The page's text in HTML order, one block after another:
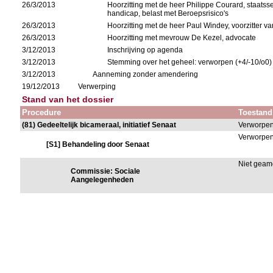
26/3/2013
Hoorzitting met de heer Philippe Courard,
handicap, belast met Beroepsrisico's
26/3/2013
Hoorzitting met de heer Paul Windey, voorzitter
26/3/2013
Hoorzitting met mevrouw De Kezel, advocate
3/12/2013
Inschrijving op agenda
3/12/2013
Stemming over het geheel: verworpen (+4/-10/o0)
3/12/2013
Aanneming zonder amendering
19/12/2013
Verwerping
Stand van het dossier
Procedure Toestand
(81) Gedeeltelijk bicameraal, initiatief Senaat
[S1] Behandeling door Senaat
Commissie: Sociale
Aangelegenheden
Niet